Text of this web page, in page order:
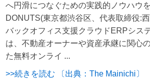
へ円滑につなぐための実践的ノウハウ
DONUTS(東京都渋谷区、代表取締役:
バックオフィス支援クラウドERPシス
は、不動産オーナーや資産承継に関心
た無料オンライ ...
>>続きを読む 〔出典：The Mainichi〕